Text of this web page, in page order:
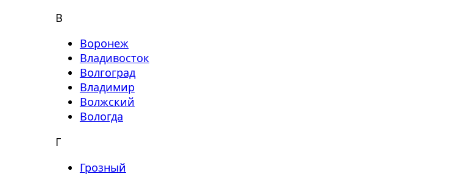
В
Воронеж
Владивосток
Волгоград
Владимир
Волжский
Вологда
Г
Грозный